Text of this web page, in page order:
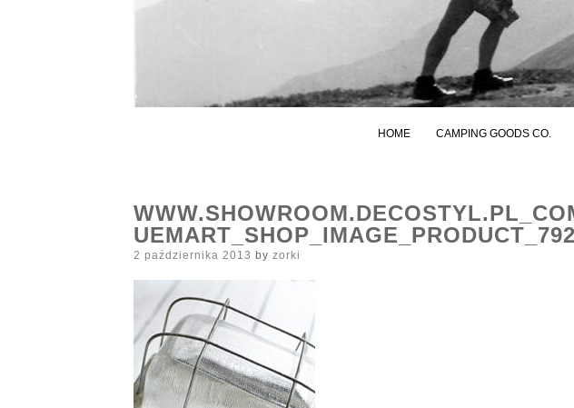
HOME CAMPING GOODS CO.
UEMART_SHOP_IMAGE_PRODUCT_792
Posted
2 października 2013 by zorki